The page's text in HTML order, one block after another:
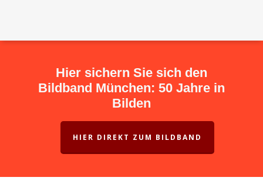
Hier sichern Sie sich den
Bildband München: 50 Jahre in
Bilden
HIER DIREKT ZUM BILDBAND